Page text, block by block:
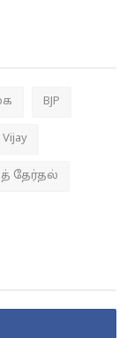
BJP
Vijay
தேர்தல்